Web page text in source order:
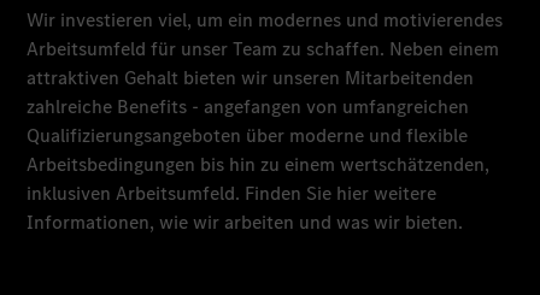
Wir investieren viel, um ein modernes und motivierendes
Arbeitsumfeld für unser Team zu schaffen. Neben einem
attraktiven Gehalt bieten wir unseren Mitarbeitenden
zahlreiche Benefits - angefangen von umfangreichen
Qualifizierungsangeboten über moderne und flexible
Arbeitsbedingungen bis hin zu einem wertschätzenden,
inklusiven Arbeitsumfeld. Finden Sie hier weitere
Informationen, wie wir arbeiten und was wir bieten.